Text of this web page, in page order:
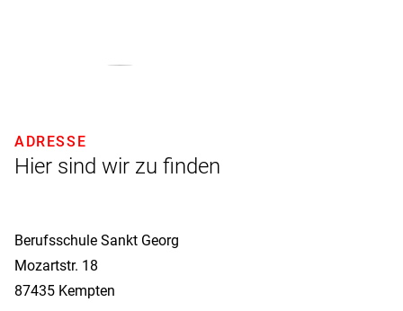
Hier sind wir zu finden
ADRESSE
Berufsschule Sankt Georg
Mozartstr. 18
87435 Kempten